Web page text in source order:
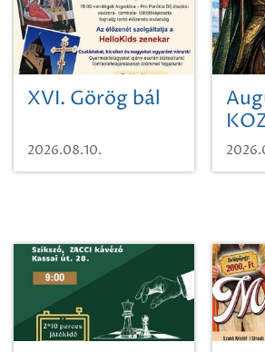
XVI. Görög bál
2026.08.10.